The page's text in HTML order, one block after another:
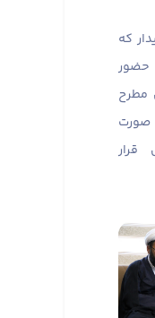
که
حضور
مطرح
صورت
قرار